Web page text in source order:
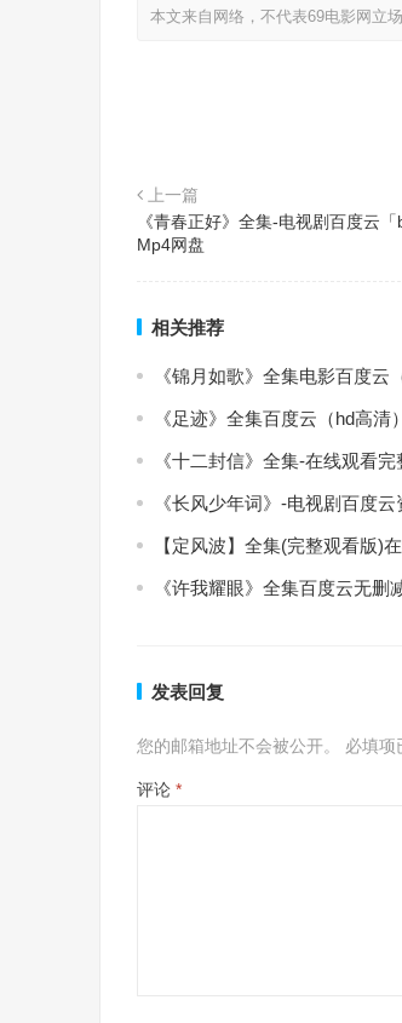
本文来自网络，不代表69电影网立
上一篇
《青春正好》全集-电视剧百度云
Mp4网盘
相关推荐
《锦月如歌》全集电影百度
《足迹》全集百度云（hd高
《十二封信》全集-在线观看
《长风少年词》-电视剧百度
【定风波】全集(完整观看版)
《许我耀眼》全集百度云无
发表回复
您的邮箱地址不会被公开。 必填项
评论 *